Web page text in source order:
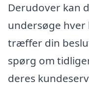
Derudover kan
undersøge hver
træffer din
spørg om
deres